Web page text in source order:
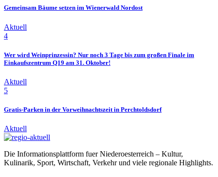
Gemeinsam Bäume setzen im Wienerwald Nordost
Aktuell
4
Wer wird Weinprinzessin? Nur noch 3 Tage bis zum großen Finale im
Einkaufszentrum Q19 am 31. Oktober!
Aktuell
5
Gratis-Parken in der Vorweihnachtszeit in Perchtoldsdorf
Aktuell
Die Informationsplattform fuer Niederoesterreich – Kultur,
Kulinarik, Sport, Wirtschaft, Verkehr und viele regionale Highlights.